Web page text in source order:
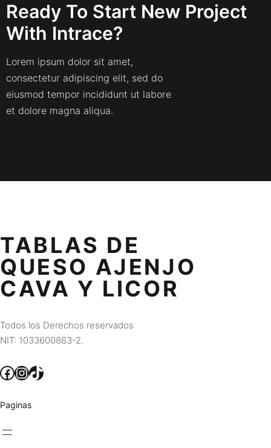
Ready To Start New Project
With Intrace?
Lorem ipsum dolor sit amet,
consectetur adipiscing elit, sed do
eiusmod tempor incididunt ut labore
et dolore magna aliqua.
TABLAS DE
QUESO AJENJO
CAVA Y LICOR
Todos los Derechos reservados
NIT: 1033600863-2.
Facebook InstagramTikTok
Paginas